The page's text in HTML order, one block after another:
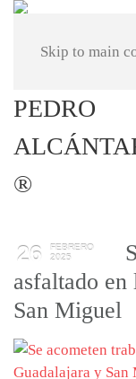
Skip to main
26
FEBRERO
2025
asfaltado
San Miguel